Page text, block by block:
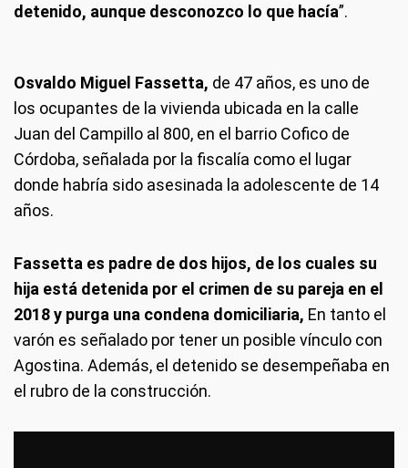
detenido, aunque desconozco lo que hacía”.
Osvaldo Miguel Fassetta, de 47 años, es uno de
los ocupantes de la vivienda ubicada en la calle
Juan del Campillo al 800, en el barrio Cofico de
Córdoba, señalada por la fiscalía como el lugar
donde habría sido asesinada la adolescente de 14
años.
Fassetta es padre de dos hijos, de los cuales su
hija está detenida por el crimen de su pareja en el
2018 y purga una condena domiciliaria, En tanto el
varón es señalado por tener un posible vínculo con
Agostina. Además, el detenido se desempeñaba en
el rubro de la construcción.